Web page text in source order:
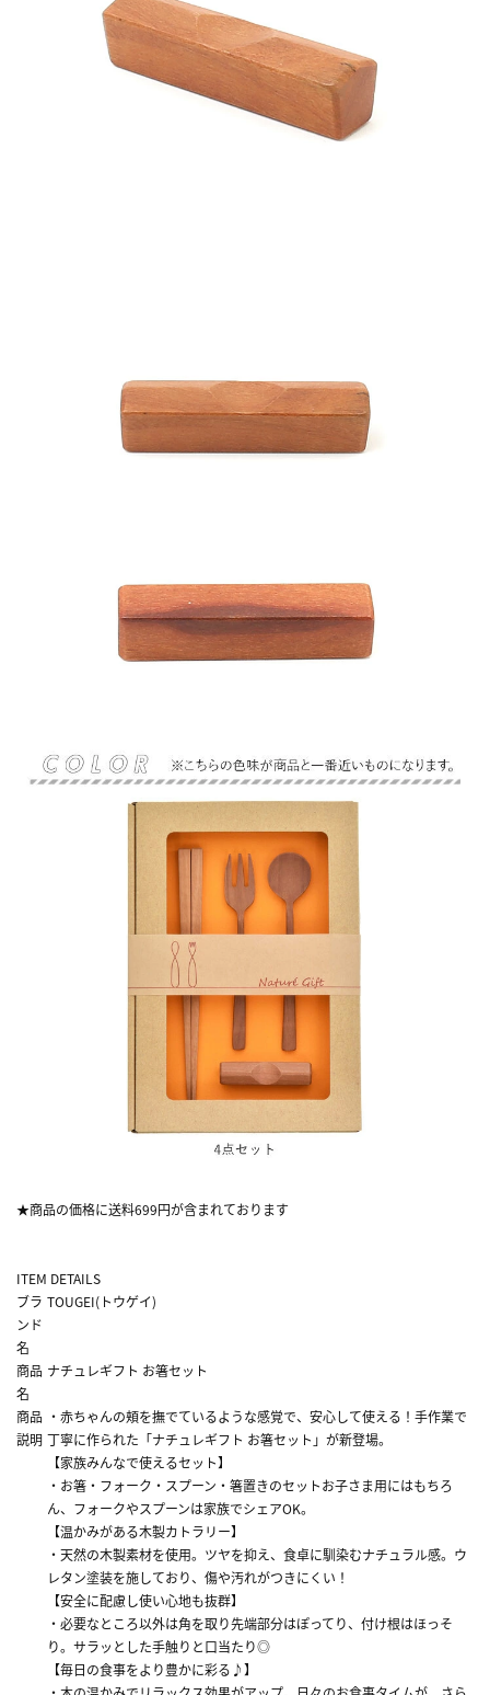
★商品の価格に送料699円が含まれております
ITEM DETAILS
ブラ
ンド
名
TOUGEI(トウゲイ)
商品
名
ナチュレギフト お箸セット
商品
説明
・赤ちゃんの頬を撫でているような感覚で、安心して使える！手作業で
丁寧に作られた「ナチュレギフト お箸セット」が新登場。
【家族みんなで使えるセット】
・お箸・フォーク・スプーン・箸置きのセットお子さま用にはもちろ
ん、フォークやスプーンは家族でシェアOK。
【温かみがある木製カトラリー】
・天然の木製素材を使用。ツヤを抑え、食卓に馴染むナチュラル感。ウ
レタン塗装を施しており、傷や汚れがつきにくい！
【安全に配慮し使い心地も抜群】
・必要なところ以外は角を取り先端部分はぽってり、付け根はほっそ
り。サラッとした手触りと口当たり◎
【毎日の食事をより豊かに彩る♪】